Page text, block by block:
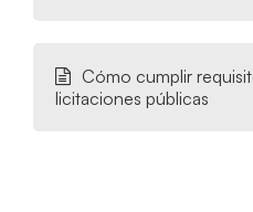
Cómo cumplir
licitaciones públicas